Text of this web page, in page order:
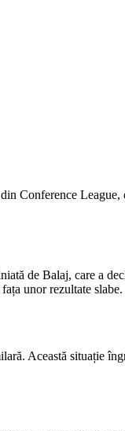
Conference
de Balaj, care a
unor rezultate slabe.
Această situație